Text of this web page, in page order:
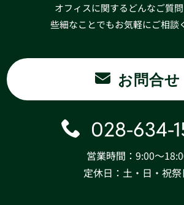
オフィスに関するどんなご質
些細なことでもお気軽にご相談
お問合せ
028-634-
営業時間：9:00〜
定休日：土・日・祝祭